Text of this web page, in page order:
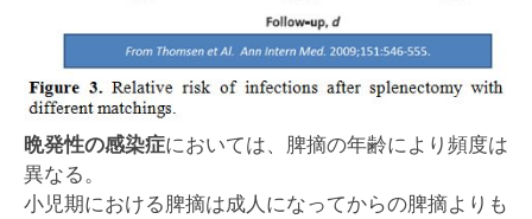
晩発性の感染症においては、脾摘の年齢により頻度は
異なる。
小児期における脾摘は成人になってからの脾摘よりも